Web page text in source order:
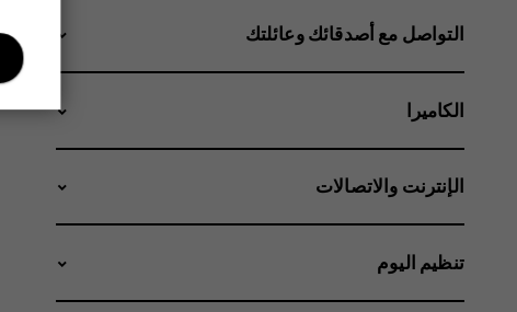
التواصل مع أصدقائك وعائلتك
الكاميرا
الإنترنت والاتصالات
تنظيم اليوم